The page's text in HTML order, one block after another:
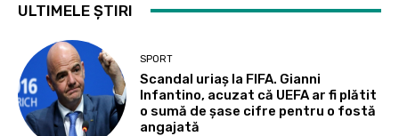
ULTIMELE ȘTIRI
SPORT
Scandal uriaș la FIFA. Gianni
Infantino, acuzat că UEFA ar fi plătit
o sumă de șase cifre pentru o fostă
angajată